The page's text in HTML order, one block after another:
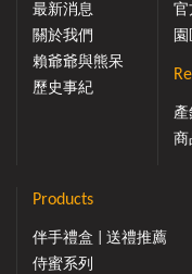
含有花粉粒並不全
份，各成份含量均衡
然的「完全食物」，
極為強韌，可否為人
則已有生物檢定報告
% 以上，對人體營養
葡萄糖），其中大部
時，用花蜜或帶出的
最新消息
關於我們
賴爺爺與熊呆
歷史事紀
官
商
Products
伴手禮盒 | 送禮推薦
侍蜜系列